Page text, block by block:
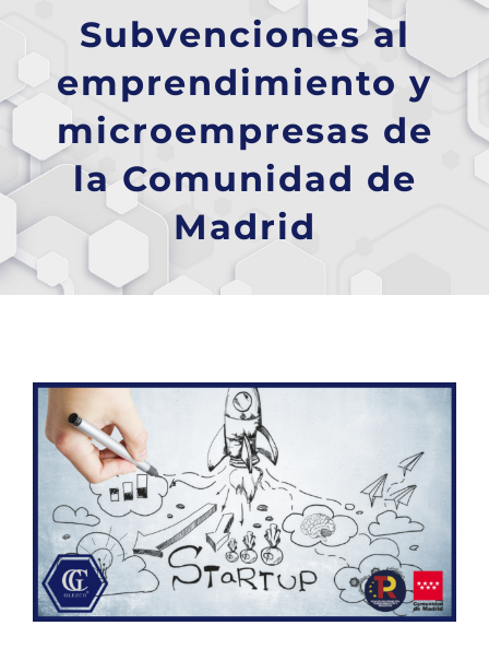
Subvenciones al
emprendimiento y
microempresas de
la Comunidad de
Madrid
Ver
imagen
grande